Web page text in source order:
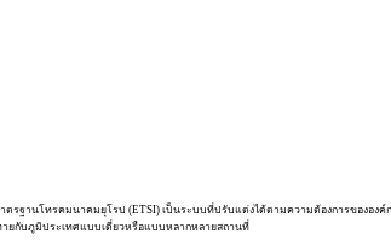
รฐานโทรคมนาคมยุโรป (ETSI) เป็นระบบที่ปรับแต่งได้ตามความต้องการขององ
ยกับภูมิประเทศแบบเดี่ยวหรือแบบหลากหลายสถานที่